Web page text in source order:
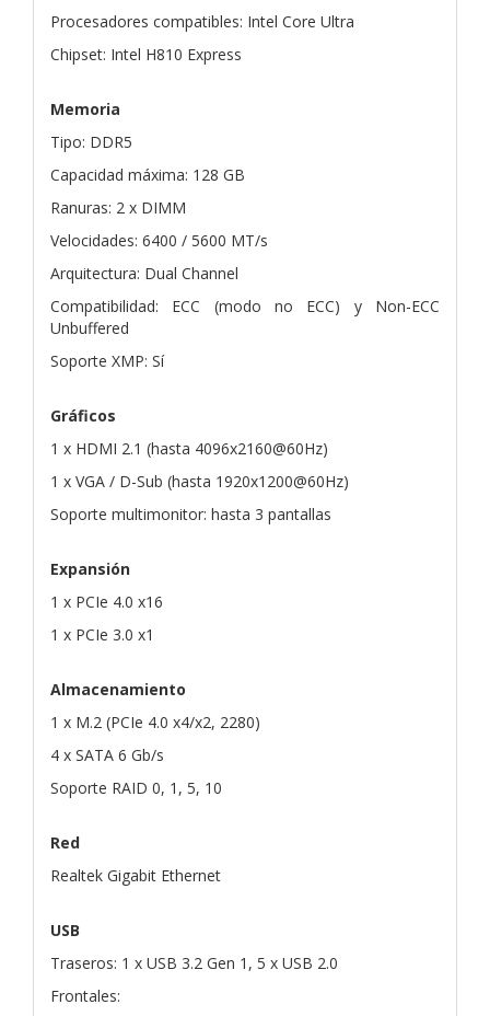
Procesadores compatibles: Intel Core Ultra
Chipset: Intel H810 Express
Memoria
Tipo: DDR5
Capacidad máxima: 128 GB
Ranuras: 2 x DIMM
Velocidades: 6400 / 5600 MT/s
Arquitectura: Dual Channel
Compatibilidad: ECC (modo no ECC) y Non-ECC
Unbuffered
Soporte XMP: Sí
Gráficos
1 x HDMI 2.1 (hasta 4096x2160@60Hz)
1 x VGA / D-Sub (hasta 1920x1200@60Hz)
Soporte multimonitor: hasta 3 pantallas
Expansión
1 x PCIe 4.0 x16
1 x PCIe 3.0 x1
Almacenamiento
1 x M.2 (PCIe 4.0 x4/x2, 2280)
4 x SATA 6 Gb/s
Soporte RAID 0, 1, 5, 10
Red
Realtek Gigabit Ethernet
USB
Traseros: 1 x USB 3.2 Gen 1, 5 x USB 2.0
Frontales: